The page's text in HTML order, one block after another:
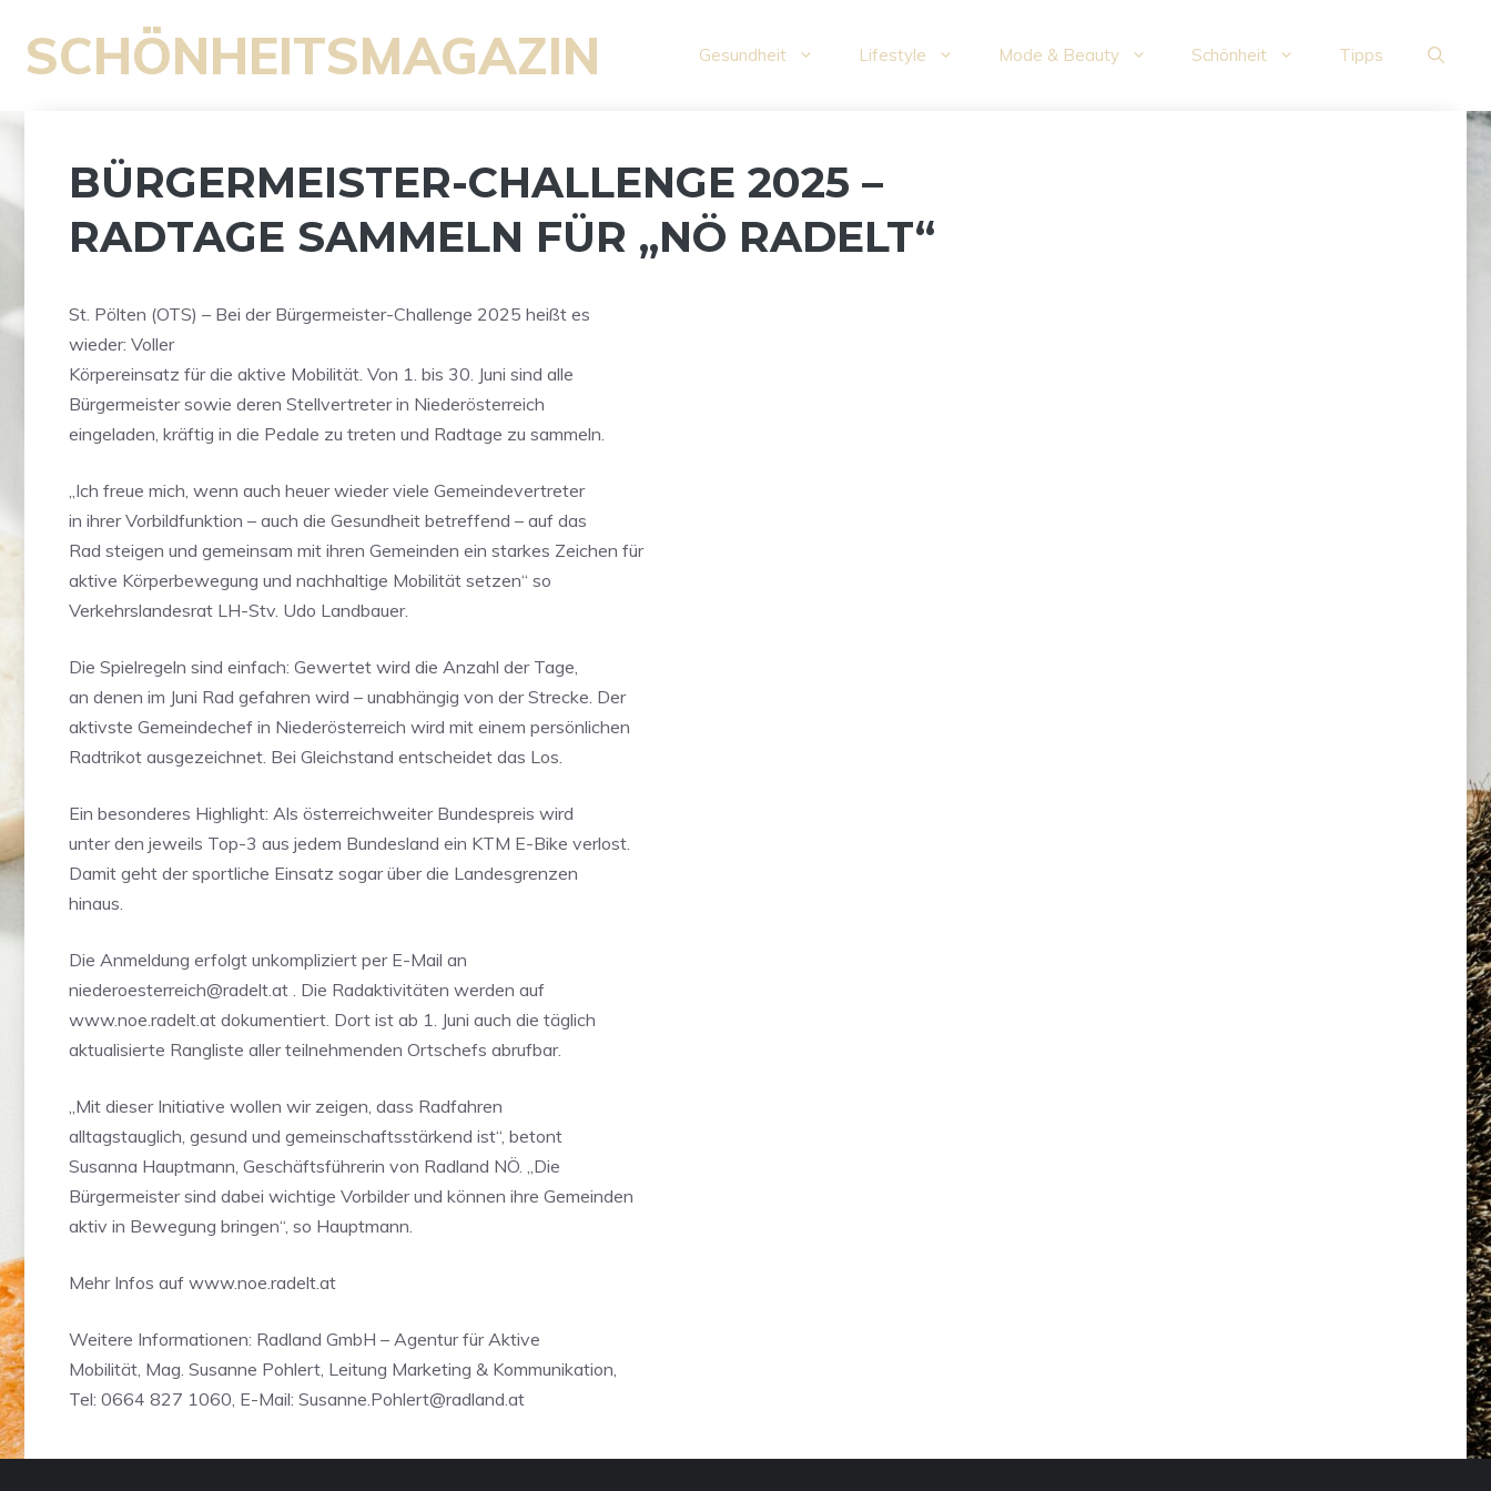
Inhalt
springen
SCHÖNHEITSMAGAZIN Gesundheit Lifestyle Mode & Beauty Schönheit Tipps
BÜRGERMEISTER-CHALLENGE 2025 –
RADTAGE SAMMELN FÜR „NÖ RADELT“
St. Pölten (OTS) – Bei der Bürgermeister-Challenge 2025 heißt es
wieder: Voller
Körpereinsatz für die aktive Mobilität. Von 1. bis 30. Juni sind alle
Bürgermeister sowie deren Stellvertreter in Niederösterreich
eingeladen, kräftig in die Pedale zu treten und Radtage zu sammeln.
„Ich freue mich, wenn auch heuer wieder viele Gemeindevertreter
in ihrer Vorbildfunktion – auch die Gesundheit betreffend – auf das
Rad steigen und gemeinsam mit ihren Gemeinden ein starkes Zeichen für
aktive Körperbewegung und nachhaltige Mobilität setzen“ so
Verkehrslandesrat LH-Stv. Udo Landbauer.
Die Spielregeln sind einfach: Gewertet wird die Anzahl der Tage,
an denen im Juni Rad gefahren wird – unabhängig von der Strecke. Der
aktivste Gemeindechef in Niederösterreich wird mit einem persönlichen
Radtrikot ausgezeichnet. Bei Gleichstand entscheidet das Los.
Ein besonderes Highlight: Als österreichweiter Bundespreis wird
unter den jeweils Top-3 aus jedem Bundesland ein KTM E-Bike verlost.
Damit geht der sportliche Einsatz sogar über die Landesgrenzen
hinaus.
Die Anmeldung erfolgt unkompliziert per E-Mail an
niederoesterreich@radelt.at . Die Radaktivitäten werden auf
www.noe.radelt.at dokumentiert. Dort ist ab 1. Juni auch die täglich
aktualisierte Rangliste aller teilnehmenden Ortschefs abrufbar.
„Mit dieser Initiative wollen wir zeigen, dass Radfahren
alltagstauglich, gesund und gemeinschaftsstärkend ist“, betont
Susanna Hauptmann, Geschäftsführerin von Radland NÖ. „Die
Bürgermeister sind dabei wichtige Vorbilder und können ihre Gemeinden
aktiv in Bewegung bringen“, so Hauptmann.
Mehr Infos auf www.noe.radelt.at
Weitere Informationen: Radland GmbH – Agentur für Aktive
Mobilität, Mag. Susanne Pohlert, Leitung Marketing & Kommunikation,
Tel: 0664 827 1060, E-Mail: Susanne.Pohlert@radland.at